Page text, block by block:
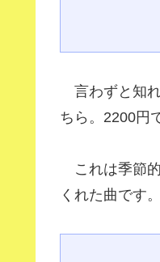
言わずと知
ちら。2200円
これは季節
くれた曲です